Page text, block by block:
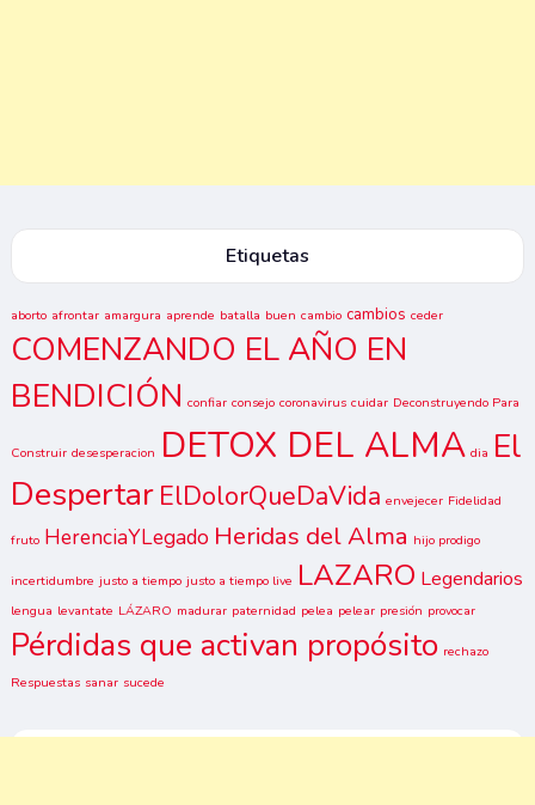
Etiquetas
aborto afrontar amargura aprende batalla buen cambio cambios ceder
COMENZANDO EL AÑO EN
BENDICIÓN confiar consejo coronavirus cuidar Deconstruyendo Para
Construir desesperacion DETOX DEL ALMA dia El
Despertar ElDolorQueDaVida envejecer Fidelidad
fruto HerenciaYLegado Heridas del Alma hijo prodigo
incertidumbre justo a tiempo justo a tiempo live LAZARO Legendarios
lengua levantate LÁZARO madurar paternidad pelea pelear presión provocar
Pérdidas que activan propósito rechazo
Respuestas sanar sucede